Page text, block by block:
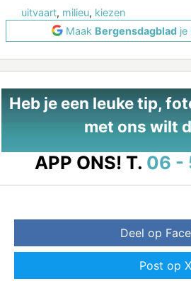
uitvaart, milieu, kiezen
Maak Bergensdagbladje
Heb je een leuke tip,
met ons wilt
APP ONS! T. 06 -
Deel op
Post op X